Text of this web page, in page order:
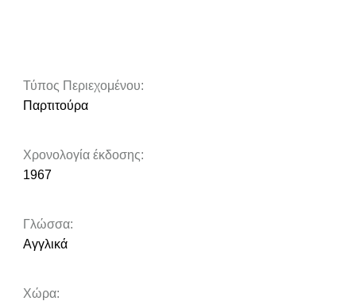
Τύπος Περιεχομένου:
Παρτιτούρα
Χρονολογία έκδοσης:
1967
Γλώσσα:
Αγγλικά
Χώρα: